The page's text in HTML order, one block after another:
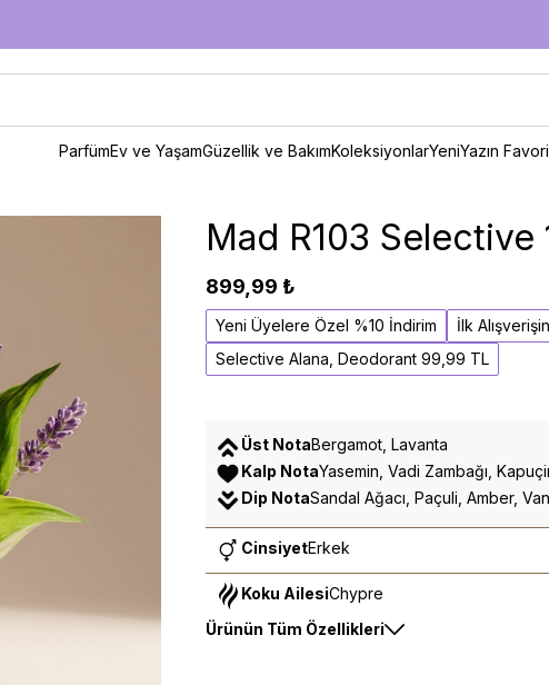
ParfümEv ve YaşamGüzellik ve BakımKoleksiyonlarYeniYazın
Mad R103
899,99 ₺
Yeni Üyelere Özel %10 İndirim İlk
Selective Alana, Deodorant 99,99 TL
Üst NotaBergamot, Lavanta
Kalp NotaYasemin, Vadi Zambağı,
Dip NotaSandal Ağacı, Paçuli, Amber,
CinsiyetErkek
Koku AilesiChypre
Ürünün Tüm Özellikleri